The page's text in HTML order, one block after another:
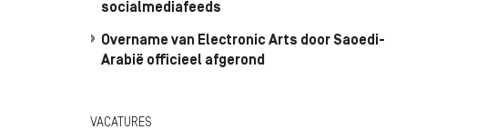
socialmediafeeds
Overname van Electronic Arts door Saoedi-
Arabië officieel afgerond
VACATURES